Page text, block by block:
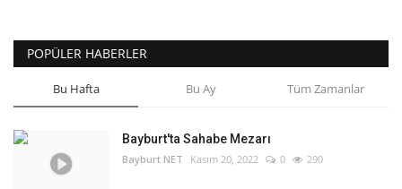
POPÜLER HABERLER
Bu Hafta Bu Ay Tüm Zamanlar
Bayburt'ta Sahabe Mezarı
Bayburt NET Kasım 20, 2022 0 290